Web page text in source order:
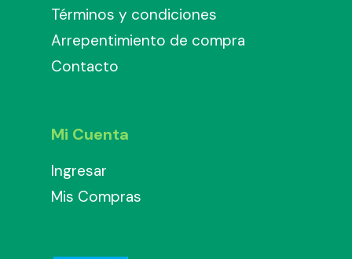
Términos y condiciones
Arrepentimiento de compra
Contacto
Mi Cuenta
Ingresar
Mis Compras